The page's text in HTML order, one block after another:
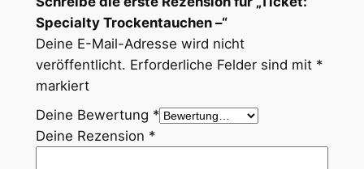
r
o
n
t
Specialty Trockentauchen –“
Deine E-Mail-Adresse wird nicht
veröffentlicht. Erforderliche Felder sind mit *
markiert
Deine Bewertung *
Deine Rezension *